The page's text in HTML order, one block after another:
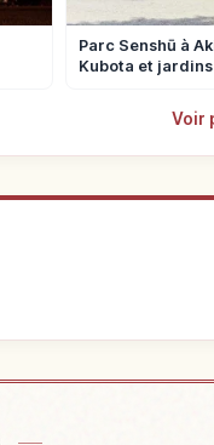
Parc Senshū à
Kubota et jardins
Voir